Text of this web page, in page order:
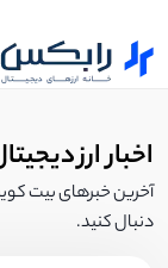
اخبار ارز
آخرین خبرهای بیت کوین
دنبال کنید.